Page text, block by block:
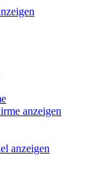
anzeigen
anzeigen